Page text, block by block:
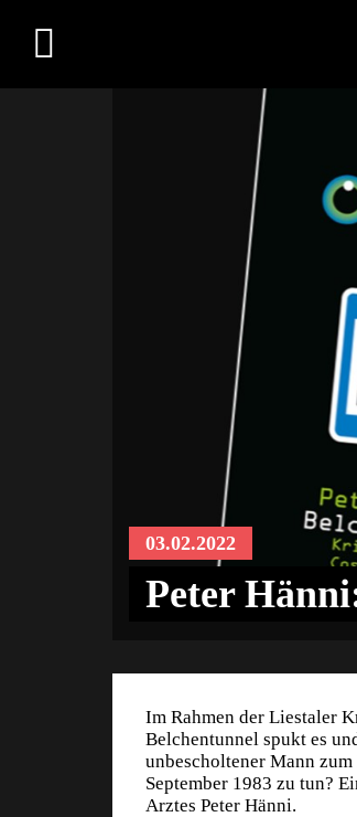
03.02.2022
Peter
Im Rahmen der Liestaler
Belchentunnel spukt es
unbescholtener Mann
September 1983 zu tun?
Arztes Peter Hänni.